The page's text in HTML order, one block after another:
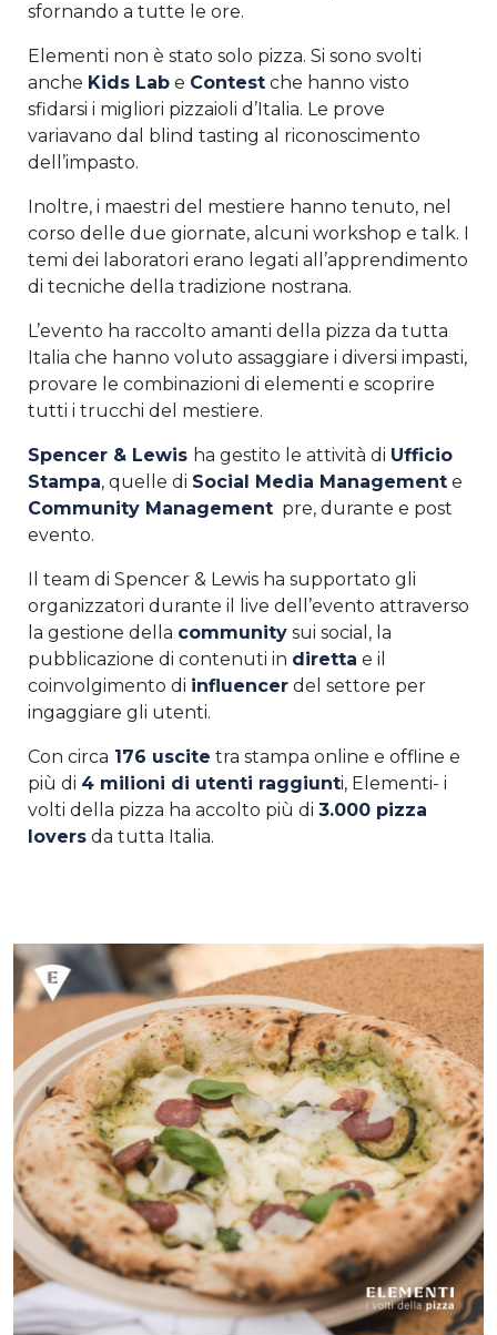
sfornando a tutte le ore.
Elementi non è stato solo pizza. Si sono svolti
anche Kids Lab e Contest che hanno visto
sfidarsi i migliori pizzaioli d’Italia. Le prove
variavano dal blind tasting al riconoscimento
dell’impasto.
Inoltre, i maestri del mestiere hanno tenuto, nel
corso delle due giornate, alcuni workshop e talk. I
temi dei laboratori erano legati all’apprendimento
di tecniche della tradizione nostrana.
L’evento ha raccolto amanti della pizza da tutta
Italia che hanno voluto assaggiare i diversi impasti,
provare le combinazioni di elementi e scoprire
tutti i trucchi del mestiere.
Spencer & Lewis ha gestito le attività di Ufficio
Stampa, quelle di Social Media Management e
Community Management pre, durante e post
evento.
Il team di Spencer & Lewis ha supportato gli
organizzatori durante il live dell’evento attraverso
la gestione della community sui social, la
pubblicazione di contenuti in diretta e il
coinvolgimento di influencer del settore per
ingaggiare gli utenti.
Con circa 176 uscite tra stampa online e offline e
più di 4 milioni di utenti raggiunti, Elementi- i
volti della pizza ha accolto più di 3.000 pizza
lovers da tutta Italia.